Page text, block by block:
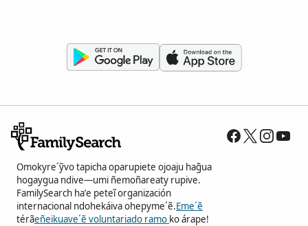
Omokyre´ỹvo tapicha oparupiete ojoaju hag̃ua
hogaygua ndive—umi ñemoñareaty rupive.
FamilySearch ha’e peteĩ organización
internacional ndohekáiva ohepyme´ẽ.Eme´ẽ
térãeñeikuave´ẽ voluntariado ramo ko árape!